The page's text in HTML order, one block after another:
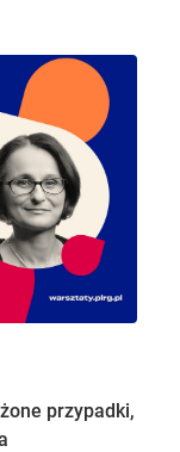
przypadki,